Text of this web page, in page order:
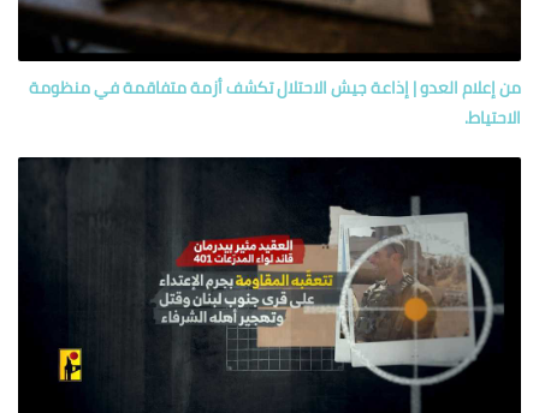
من إعلام العدو | إذاعة جيش الاحتلال تكشف أزمة متفاقمة في منظومة
الاحتياط.